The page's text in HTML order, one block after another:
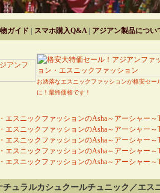
ガイド スマホ購入Q&A| アジアン製品につい
お洒落なエスニックファッションが格安セー
に！最終価格です！
エスニックファッションのAsha～アーシャー～
エスニックファッションのAsha～アーシャー～
エスニックファッションのAsha～アーシャー～
エスニックファッションのAsha～アーシャー～
エスニックファッションのAsha～アーシャー～
チュラルカシュクールチュニック／エス